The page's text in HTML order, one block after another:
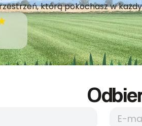
którą pokochasz w